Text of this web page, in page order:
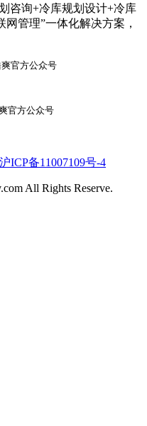
咨询+冷库规划设计+冷库
管理”一体化解决方案，
官方公众号
官方公众号
沪ICP备11007109号-4
All Rights Reserve.